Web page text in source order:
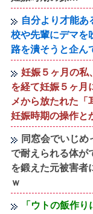
自分より才能あ
校や先輩にデマを
路を潰そうと企ん
妊娠５ヶ月の私
を経て妊娠５ヶ月
メから放たれた
妊娠時期の操作と
同窓会でいじ
で耐えられる体
を鍛えた元被害者
ｗ
「ウトの飯作